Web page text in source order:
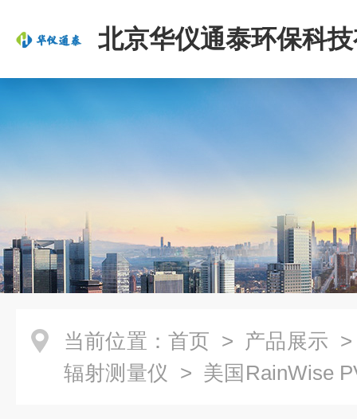
北京华仪通泰环保科
司
当前位置： 首页 > 产品展示
辐射测量仪 > 美国RainWise